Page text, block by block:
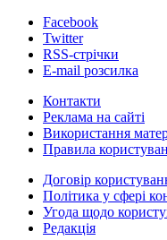
Facebook
Twitter
RSS-стрічки
E-mail розсилка
Контакти
Реклама на сайті
Використання
Правила
Договір
Політика у сфері
Угода щодо
Редакція